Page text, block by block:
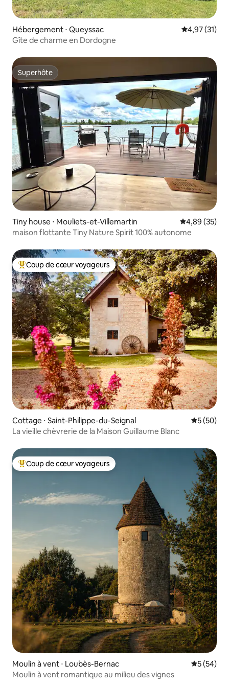
Hébergement ⋅ Queyssac Évaluation
4,97 (31)
Gîte de charme en Dordogne
Superhôte
Superhôte
Tiny house ⋅ Mouliets-et-Villemartin Évaluation
4,89 (35)
maison flottante Tiny Nature Spirit 100% autonome
Coups de cœur voyageurs les plus appréciés
Coup de cœur voyageurs
Cottage ⋅ Saint-Philippe-du-Seignal
5 (50)
La vieille chèvrerie de la Maison Guillaume Blanc
Coups de cœur voyageurs les plus appréciés
Coup de cœur voyageurs
Moulin à vent ⋅ Loubès-Bernac
5 (54)
Moulin à vent romantique au milieu des vignes